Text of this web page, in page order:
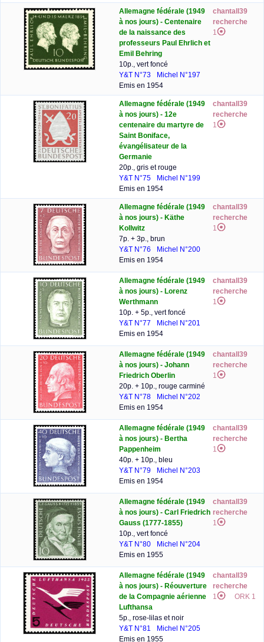
Allemagne fédérale (1949
à nos jours) - Centenaire
de la naissance des
professeurs Paul Ehrlich et
Emil Behring
10p., vert foncé
Y&T N°73
Michel N°197
Emis en 1954
chantall39
recherche
1
Allemagne fédérale (1949
à nos jours) - 12e
centenaire du martyre de
Saint Boniface,
évangélisateur de la
Germanie
20p., gris et rouge
Y&T N°75
Michel N°199
Emis en 1954
chantall39
recherche
1
Allemagne fédérale (1949
à nos jours) - Käthe
Kollwitz
7p. + 3p., brun
Y&T N°76
Michel N°200
Emis en 1954
chantall39
recherche
1
Allemagne fédérale (1949
à nos jours) - Lorenz
Werthmann
10p. + 5p., vert foncé
Y&T N°77
Michel N°201
Emis en 1954
chantall39
recherche
1
Allemagne fédérale (1949
à nos jours) - Johann
Friedrich Oberlin
20p. + 10p., rouge carminé
Y&T N°78
Michel N°202
Emis en 1954
chantall39
recherche
1
Allemagne fédérale (1949
à nos jours) - Bertha
Pappenheim
40p. + 10p., bleu
Y&T N°79
Michel N°203
Emis en 1954
chantall39
recherche
1
Allemagne fédérale (1949
à nos jours) - Carl Friedrich
Gauss (1777-1855)
10p., vert foncé
Y&T N°80
Michel N°204
Emis en 1955
chantall39
recherche
1
Allemagne fédérale (1949
à nos jours) - Réouverture
de la Compagnie aérienne
Lufthansa
5p., rose-lilas et noir
Y&T N°81
Michel N°205
Emis en 1955
chantall39
recherche
1
ORK 1